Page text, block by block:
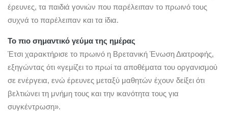
έρευνες, τα παιδιά γονιών που παρέλειπαν το πρωινό τους
συχνά το παρέλειπαν και τα ίδια.
Το πιο σημαντικό γεύμα της ημέρας
Έτσι χαρακτήρισε το πρωινό η Βρετανική Ένωση Διατροφής,
εξηγώντας ότι «γεμίζει το πρωί τα αποθέματα του οργανισμού
σε ενέργεια, ενώ έρευνες μεταξύ μαθητών έχουν δείξει ότι
βελτιώνει τη μνήμη τους και την ικανότητα τους για
συγκέντρωση».